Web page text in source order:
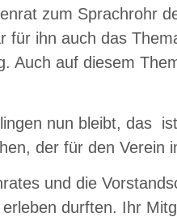
zum Sprachrohr
ihn auch das
Auch auf diesem
nun bleibt, das
der für den Verein
und die
durften. Ihr